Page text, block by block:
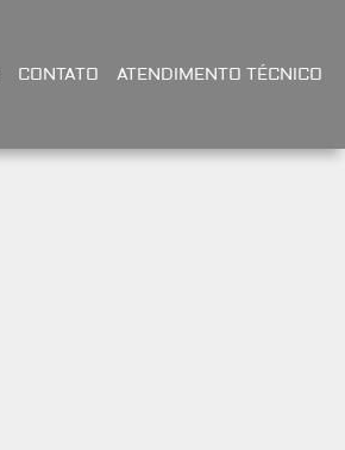
CONTATO ATENDIMENTO TÉCNICO